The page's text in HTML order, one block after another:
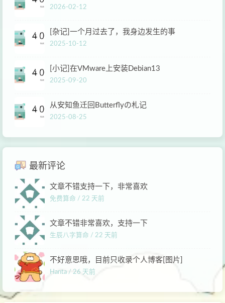
2026-02-12
[杂记]一个月过去了，我身边发生的事
2025-10-12
[小记]在VMware上安装Debian13
2025-09-20
从安知鱼迁回Butterflyの札记
2025-08-25
最新评论
文章不错支持一下，非常喜欢
免费算命 / 22 天前
文章不错非常喜欢，支持一下
生辰八字算命 / 22 天前
不好意思哦，目前只收录个人博客[图片]
Hanta / 26 天前